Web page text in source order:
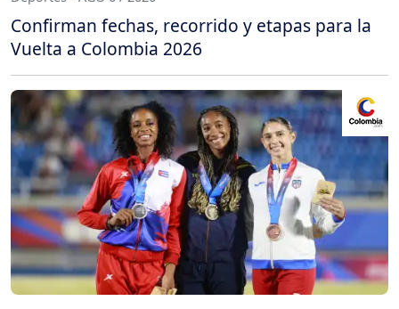
Confirman fechas, recorrido y etapas para la
Vuelta a Colombia 2026